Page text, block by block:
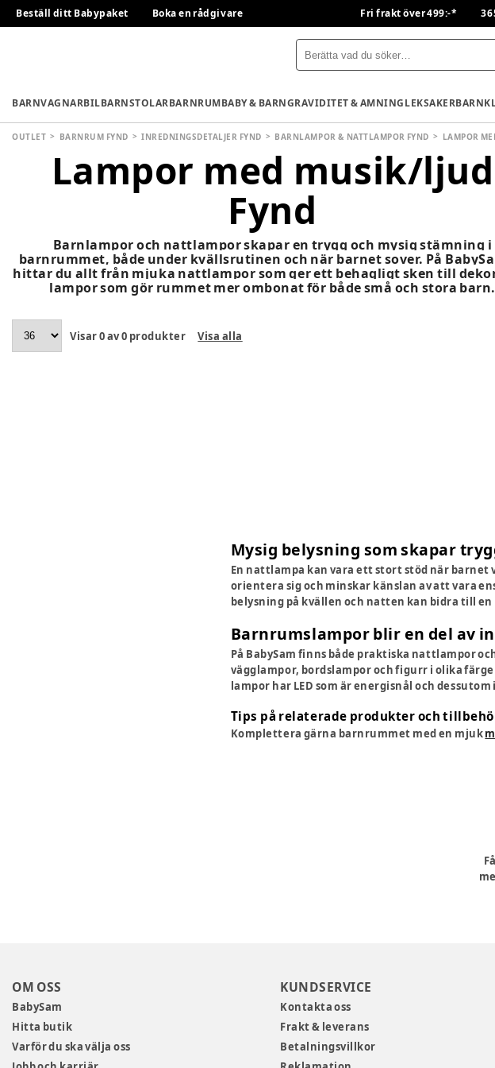
Beställ ditt Babypaket Boka en rådgivare Fri frakt över 499:-*
BARNVAGNARBILBARNSTOLARBARNRUMBABY & BARNGRAVIDITET & AMNINGLEKSAKER
OUTLET BARNRUM FYND INREDNINGSDETALJER FYND BARNLAMPOR & NATTLAMPOR FYND LAMPOR
Lampor med musik/ljud
Fynd
Barnlampor och nattlampor skapar en trygg och mysig stämning i
barnrummet, både under kvällsrutinen och när barnet sover. På
hittar du allt från mjuka nattlampor som ger ett behagligt sken till
lampor som gör rummet mer ombonat för både små och stora barn.
Visar0av0 produkter Visa alla
Mysig belysning som skapar
En nattlampa kan vara ett stort stöd när
orientera sig och minskar känslan av att vara
belysning på kvällen och natten kan bidra till
Barnrumslampor blir en del av
På BabySam finns både praktiska nattlampor
vägglampor, bordslampor och figurr i olika
lampor har LED som är energisnål och
Tips på relaterade produkter och
Komplettera gärna barnrummet med en mjuk
OM OSS
BabySam
Hitta butik
Varför du ska välja oss
KUNDSERVICE
Kontakta oss
Frakt & leverans
Betalningsvillkor